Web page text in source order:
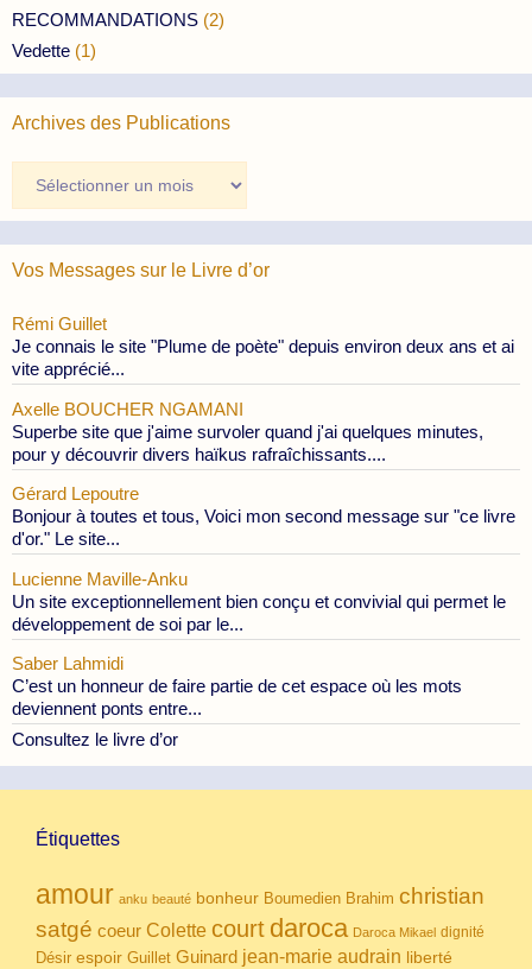
RECOMMANDATIONS (2)
Vedette (1)
Archives des Publications
des
Publications
Vos Messages sur le Livre d’or
Rémi Guillet
Je connais le site "Plume de poète" depuis environ deux ans et ai
vite apprécié...
Axelle BOUCHER NGAMANI
Superbe site que j'aime survoler quand j'ai quelques minutes,
pour y découvrir divers haïkus rafraîchissants....
Gérard Lepoutre
Bonjour à toutes et tous, Voici mon second message sur "ce livre
d'or." Le site...
Lucienne Maville-Anku
Un site exceptionnellement bien conçu et convivial qui permet le
développement de soi par le...
Saber Lahmidi
C’est un honneur de faire partie de cet espace où les mots
deviennent ponts entre...
Consultez le livre d’or
Étiquettes
amour anku beauté bonheur Boumedien Brahim christian
satgé coeur Colette court daroca Daroca Mikael dignité
Désir espoir Guillet Guinard jean-marie audrain liberté